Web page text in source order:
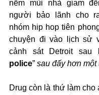
nếm mùi nhà giam
người bảo lãnh cho
nhóm hip hop tiên
chuyện đi vào lịch sử
cảnh sát Detroit sau
police” sau đấy hơn một
Drug còn là thứ làm cho